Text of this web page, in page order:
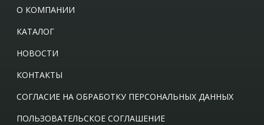
О КОМПАНИИ
КАТАЛОГ
НОВОСТИ
КОНТАКТЫ
СОГЛАСИЕ НА ОБРАБОТКУ ПЕРСОНАЛЬНЫХ ДАННЫХ
ПОЛЬЗОВАТЕЛЬСКОЕ СОГЛАШЕНИЕ